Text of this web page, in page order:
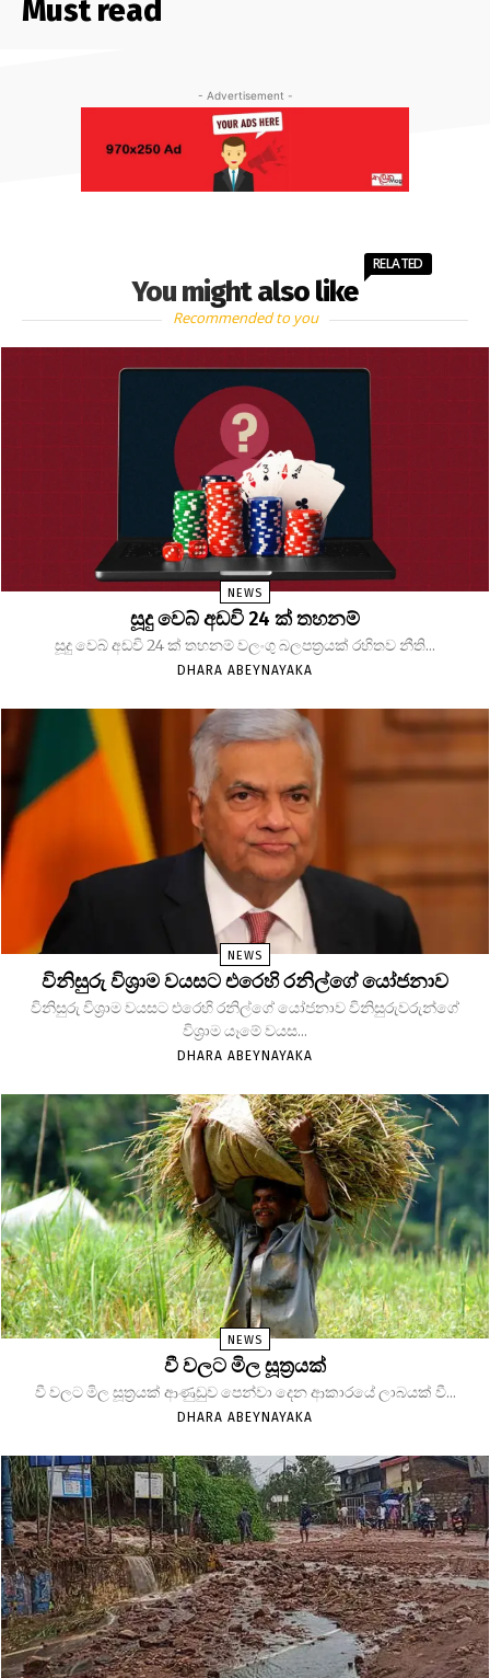
Must read
- Advertisement -
You might also like
RELATED
Recommended to you
NEWS
සූදු වෙබ් අඩවි 24 ක් තහනම්
සූදු වෙබ් අඩවි 24 ක් තහනම් වලංගු බලපත්‍රයක් රහිතව නීති...
DHARA ABEYNAYAKA
NEWS
විනිසුරු විශ්‍රාම වයසට එරෙහි රනිල්ගේ යෝජනාව
විනිසුරු විශ්‍රාම වයසට එරෙහි රනිල්ගේ යෝජනාව විනිසුරුවරුන්ගේ
විශ්‍රාම යෑමේ වයස...
DHARA ABEYNAYAKA
NEWS
වී වලට මිල සූත්‍රයක්
වී වලට මිල සූත්‍රයක් ආණුඩුව පෙන්වා දෙන ආකාරයේ ලාබයක් වී...
DHARA ABEYNAYAKA